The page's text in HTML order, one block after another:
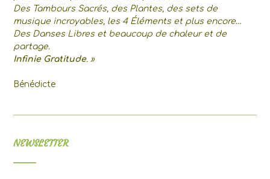
Des Tambours Sacrés, des Plantes, des sets de
musique incroyables, les 4 Éléments et plus encore…
Des Danses Libres et beaucoup de chaleur et de
partage.
Infinie Gratitude. »
Bénédicte
NEWSLETTER